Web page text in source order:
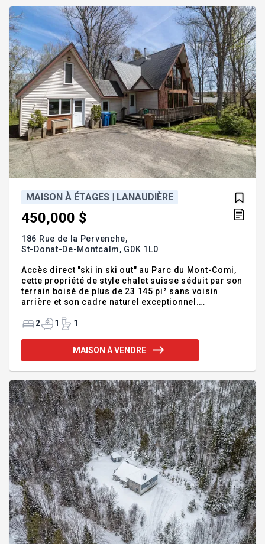
offrant une opportunité unique d'acquisition
multiple pour un projet famili
MAISON À ÉTAGES | LANAUDIÈRE
450,000 $
186 Rue de la Pervenche,
St-Donat-De-Montcalm, G0K 1L0
Accès direct "ski in ski out" au Parc du Mont-Comi,
cette propriété de style chalet suisse séduit par son
terrain boisé de plus de 23 145 pi² sans voisin
arrière et son cadre naturel exceptionnel.
unifamiliale, bigénérationnelle ou générer un
revenu grâce au logement 2½ actuellement loué
600$/mois jusqu'en juin 2026. Aire ouverte
lumineuse avec plafond cathédral, mezzanine avec
Rimouski, près du ski et des activités plein air.
Addenda :Adjacente au
2 1 1
MAISON À VENDRE